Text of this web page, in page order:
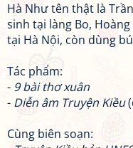
Hà Như tên thật là
sinh tại làng Bo,
tại Hà Nội, còn dùng
Tác phẩm:
- 9 bài thơ xuân
- Diễn âm Truyện Kiều
Cùng biên soạn: